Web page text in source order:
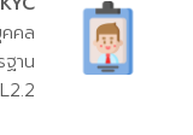
คล
ฐาน